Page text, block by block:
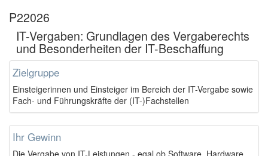
P22026
IT-Vergaben: Grundlagen des Vergaberechts
und Besonderheiten der IT-Beschaffung
Zielgruppe
Einsteigerinnen und Einsteiger im Bereich der IT-Vergabe sowie
Fach- und Führungskräfte der (IT-)Fachstellen
Ihr Gewinn
Die Vergabe von IT-Leistungen - egal ob Software, Hardware